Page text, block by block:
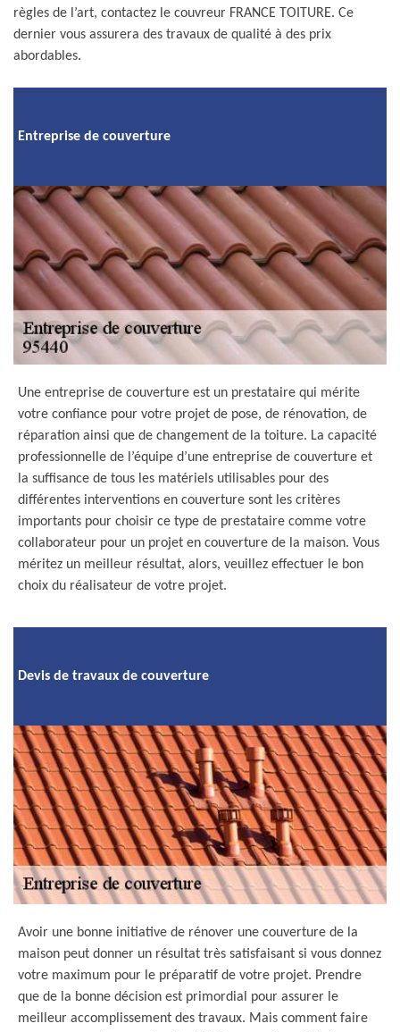
règles de l’art, contactez le couvreur FRANCE TOITURE. Ce
dernier vous assurera des travaux de qualité à des prix
abordables.
Entreprise de couverture
Une entreprise de couverture est un prestataire qui mérite
votre confiance pour votre projet de pose, de rénovation, de
réparation ainsi que de changement de la toiture. La capacité
professionnelle de l’équipe d’une entreprise de couverture et
la suffisance de tous les matériels utilisables pour des
différentes interventions en couverture sont les critères
importants pour choisir ce type de prestataire comme votre
collaborateur pour un projet en couverture de la maison. Vous
méritez un meilleur résultat, alors, veuillez effectuer le bon
choix du réalisateur de votre projet.
Devis de travaux de couverture
Avoir une bonne initiative de rénover une couverture de la
maison peut donner un résultat très satisfaisant si vous donnez
votre maximum pour le préparatif de votre projet. Prendre
que de la bonne décision est primordial pour assurer le
meilleur accomplissement des travaux. Mais comment faire